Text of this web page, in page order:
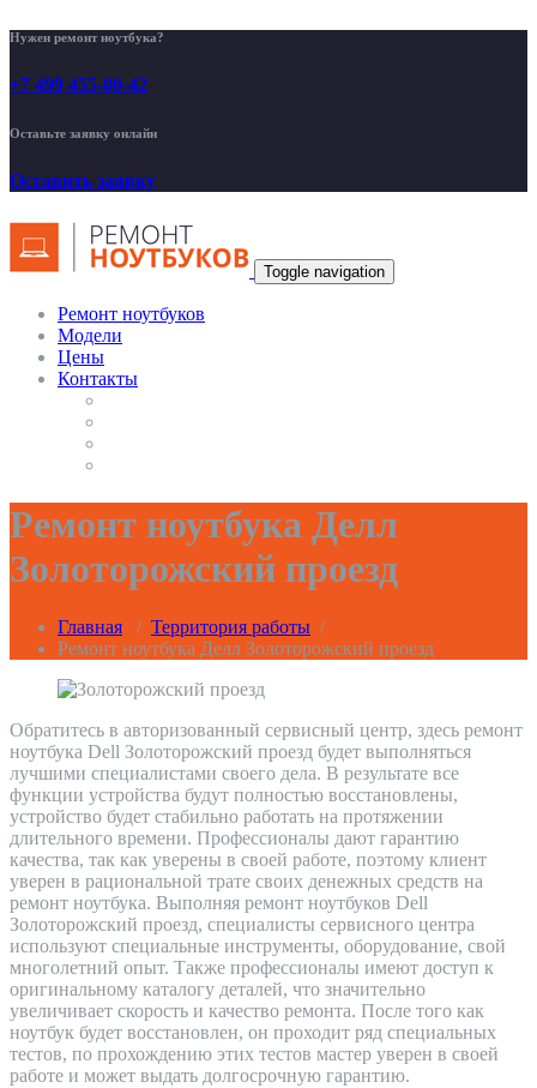
Нужен ремонт ноутбука?
+7 499 455-00-42
Оставьте заявку онлайн
Оставить заявку
Toggle navigation
Ремонт ноутбуков
Модели
Цены
Контакты
Ремонт ноутбука Делл
Золоторожский проезд
Главная / Территория работы /
Ремонт ноутбука Делл Золоторожский проезд
Обратитесь в авторизованный сервисный центр, здесь ремонт
ноутбука Dell Золоторожский проезд будет выполняться
лучшими специалистами своего дела. В результате все
функции устройства будут полностью восстановлены,
устройство будет стабильно работать на протяжении
длительного времени. Профессионалы дают гарантию
качества, так как уверены в своей работе, поэтому клиент
уверен в рациональной трате своих денежных средств на
ремонт ноутбука. Выполняя ремонт ноутбуков Dell
Золоторожский проезд, специалисты сервисного центра
используют специальные инструменты, оборудование, свой
многолетний опыт. Также профессионалы имеют доступ к
оригинальному каталогу деталей, что значительно
увеличивает скорость и качество ремонта. После того как
ноутбук будет восстановлен, он проходит ряд специальных
тестов, по прохождению этих тестов мастер уверен в своей
работе и может выдать долгосрочную гарантию.